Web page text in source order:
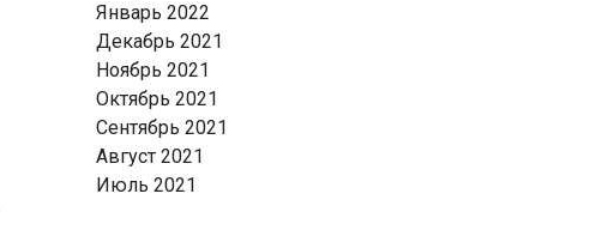
Январь 2022
Декабрь 2021
Ноябрь 2021
Октябрь 2021
Сентябрь 2021
Август 2021
Июль 2021